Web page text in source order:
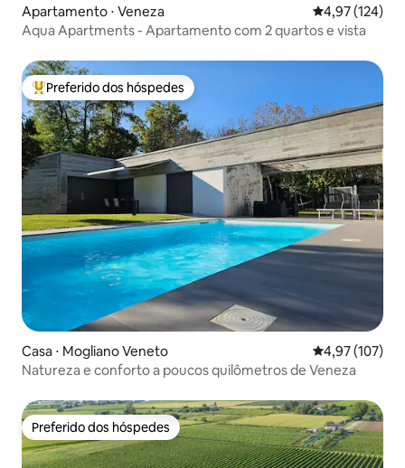
Apartamento ⋅ Veneza 4,97 de uma
4,97 (124)
Aqua Apartments - Apartamento com 2 quartos e vista
Entre os melhores preferidos dos hóspedes
Preferido dos hóspedes
Casa ⋅ Mogliano Veneto 4,97 de uma
4,97 (107)
Natureza e conforto a poucos quilômetros de Veneza
Preferido dos hóspedes
Preferido dos hóspedes